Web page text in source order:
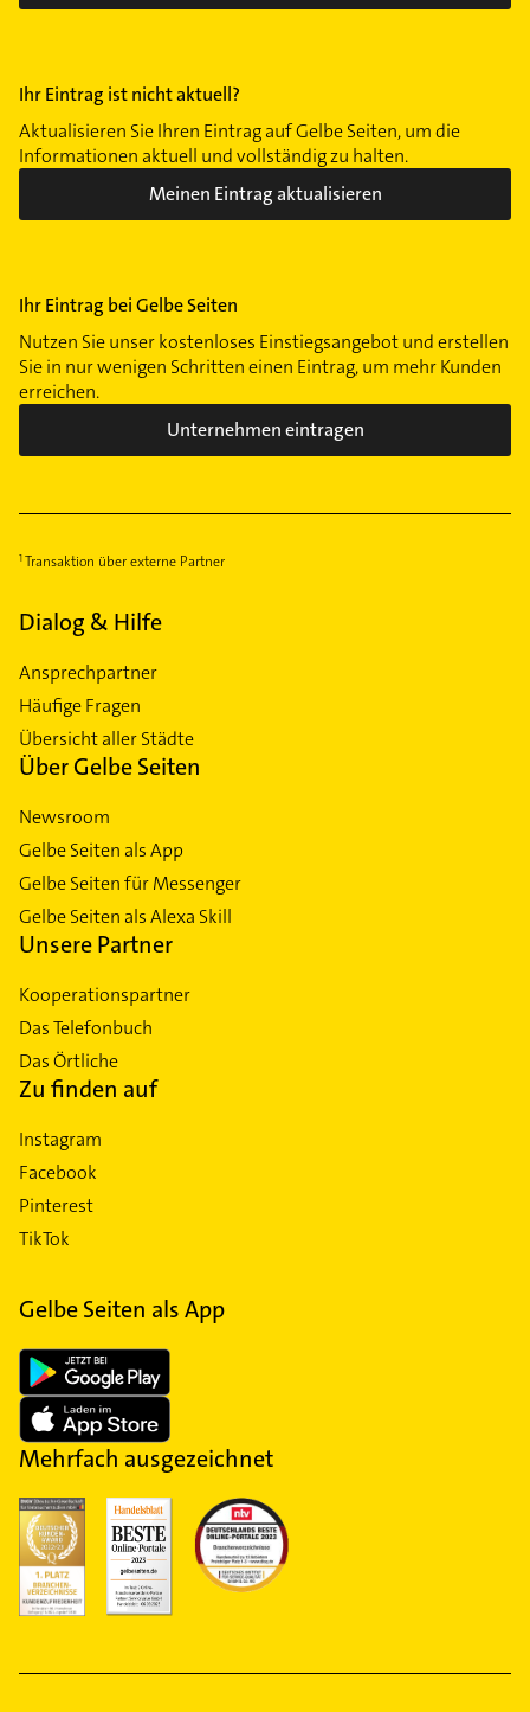
Ihr Eintrag ist nicht aktuell?
Aktualisieren Sie Ihren Eintrag auf Gelbe Seiten, um die
Informationen aktuell und vollständig zu halten.
Meinen Eintrag aktualisieren
Ihr Eintrag bei Gelbe Seiten
Nutzen Sie unser kostenloses Einstiegsangebot und erstellen
Sie in nur wenigen Schritten einen Eintrag, um mehr Kunden
erreichen.
Unternehmen eintragen
Transaktion über externe Partner
Dialog & Hilfe
Ansprechpartner
Häufige Fragen
Übersicht aller Städte
Über Gelbe Seiten
Newsroom
Gelbe Seiten als App
Gelbe Seiten für Messenger
Gelbe Seiten als Alexa Skill
Unsere Partner
Kooperationspartner
Das Telefonbuch
Das Örtliche
Zu finden auf
Instagram
Facebook
Pinterest
TikTok
Gelbe Seiten als App
Mehrfach ausgezeichnet